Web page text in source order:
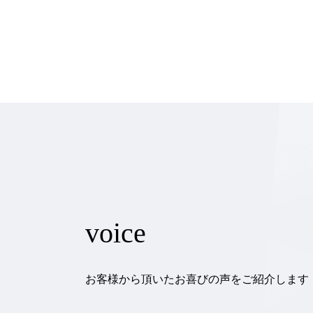
voice
お客様から頂いたお喜びの声をご紹介します